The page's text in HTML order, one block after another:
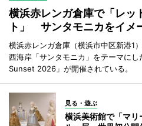
横浜赤レンガ倉庫で「レッ
ト」 サンタモニカをイメ
横浜赤レンガ倉庫（横浜市中区新港1
西海岸「サンタモニカ」をテーマに
Sunset 2026」が開催されている。
見る・遊ぶ
横浜美術館で「マリ